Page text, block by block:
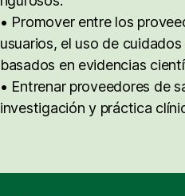
• Promover entre los
usuarios, el uso de
basados en evidencias
• Entrenar proveedores de
investigación y práctica